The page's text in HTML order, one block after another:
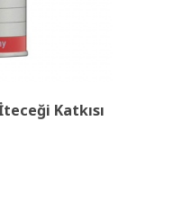
Katkısı